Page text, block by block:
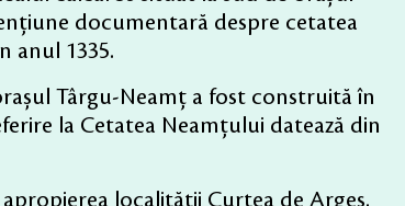
documentară despre cetatea
anul 1335.
Târgu-Neamț a fost construită în
la Cetatea Neamțului datează din
localității Curtea de Argeș.